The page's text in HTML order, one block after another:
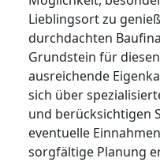
Lieblingsort zu
durchdachten
Grundstein für
ausreichende
sich über
und berücksichtigen
eventuelle
sorgfältige Planung